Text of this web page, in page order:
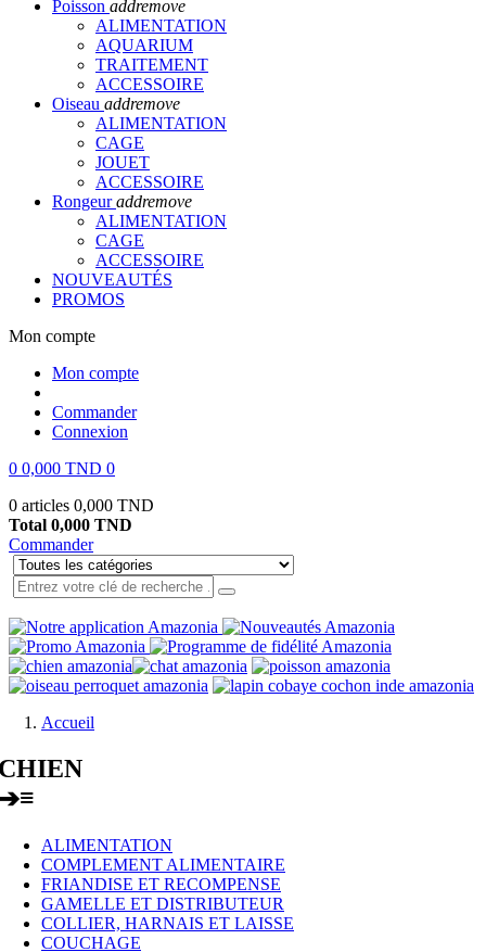
Poisson addremove
ALIMENTATION
AQUARIUM
TRAITEMENT
ACCESSOIRE
Oiseau addremove
ALIMENTATION
CAGE
JOUET
ACCESSOIRE
Rongeur addremove
ALIMENTATION
CAGE
ACCESSOIRE
NOUVEAUTÉS
PROMOS
Mon compte
Mon compte
Commander
Connexion
0 0,000 TND 0
0 articles 0,000 TND
Total 0,000 TND
Commander
Accueil
≡
ALIMENTATION
COMPLEMENT ALIMENTAIRE
FRIANDISE ET RECOMPENSE
GAMELLE ET DISTRIBUTEUR
COLLIER, HARNAIS ET LAISSE
COUCHAGE